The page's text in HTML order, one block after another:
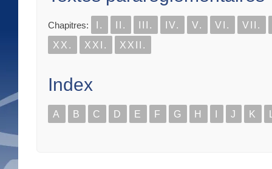
Chapitres: I. II. III. IV. V. VI.
VII.
XX.
XXI. XXII.
Index
A B C D E F G H J K